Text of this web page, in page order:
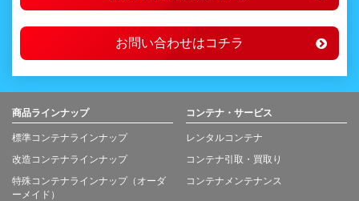
お問い合わせはコチラ
商品ラインナップ
標準コンテナラインナップ
改造コンテナラインナップ
特殊コンテナラインナップ（オーダ
ーメイド）
コンテナ・サービス
レンタルコンテナ
コンテナ引取・買取り
コンテナメンテナンス